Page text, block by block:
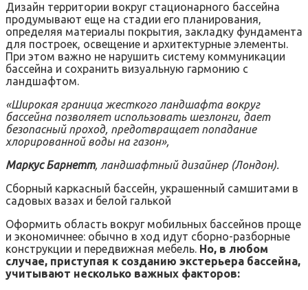
Дизайн территории вокруг стационарного бассейна
продумывают еще на стадии его планирования,
определяя материалы покрытия, закладку фундамента
для построек, освещение и архитектурные элементы.
При этом важно не нарушить систему коммуникации
бассейна и сохранить визуальную гармонию с
ландшафтом.
«Широкая граница жесткого ландшафта вокруг
бассейна позволяет использовать шезлонги, дает
безопасный проход, предотвращает попадание
хлорированной воды на газон»,
Маркус Барнетт, ландшафтный дизайнер (Лондон).
Сборный каркасный бассейн, украшенный самшитами в
садовых вазах и белой галькой
Оформить область вокруг мобильных бассейнов проще
и экономичнее: обычно в ход идут сборно-разборные
конструкции и передвижная мебель. Но, в любом
случае, приступая к созданию экстерьера бассейна,
учитывают несколько важных факторов: